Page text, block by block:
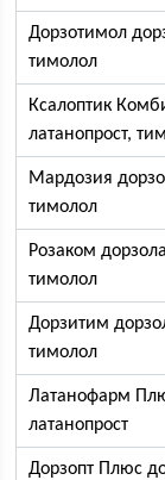
Дорзотимол
тимолол
Ксалоптик
латанопрост,
Мардозия
тимолол
Розаком
тимолол
Дорзитим
тимолол
Латанофарм
латанопрост
Дорзопт Плюс